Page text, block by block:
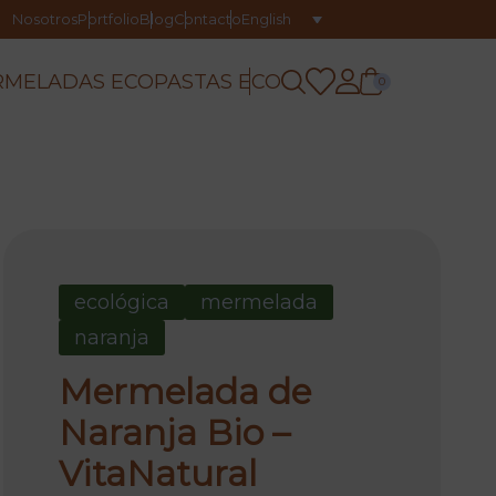
NosotrosPortfolioBlogContactoEnglish
ECOPASTAS ECO 0
ecológica
mermelada
naranja
Mermelada de
Naranja Bio –
VitaNatural